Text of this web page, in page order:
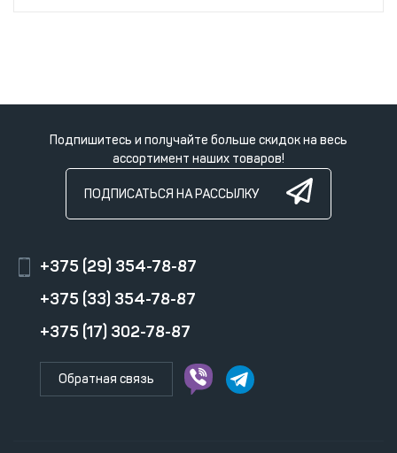
Подпишитесь и получайте больше скидок на весь
ассортимент наших товаров!
ПОДПИСАТЬСЯ НА РАССЫЛКУ
+375 (29) 354-78-87
+375 (33) 354-78-87
+375 (17) 302-78-87
Обратная связь